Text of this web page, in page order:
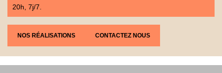
20h, 7j/7.
NOS RÉALISATIONS CONTACTEZ NOUS